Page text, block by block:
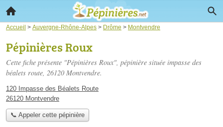
Accueil > Auvergne-Rhône-Alpes > Drôme > Montvendre
Pépinières Roux
Cette fiche présente "Pépinières Roux", pépinière située impasse des
béalets route, 26120 Montvendre.
120 Impasse des Béalets Route
26120 Montvendre
📞 Appeler cette pépinière